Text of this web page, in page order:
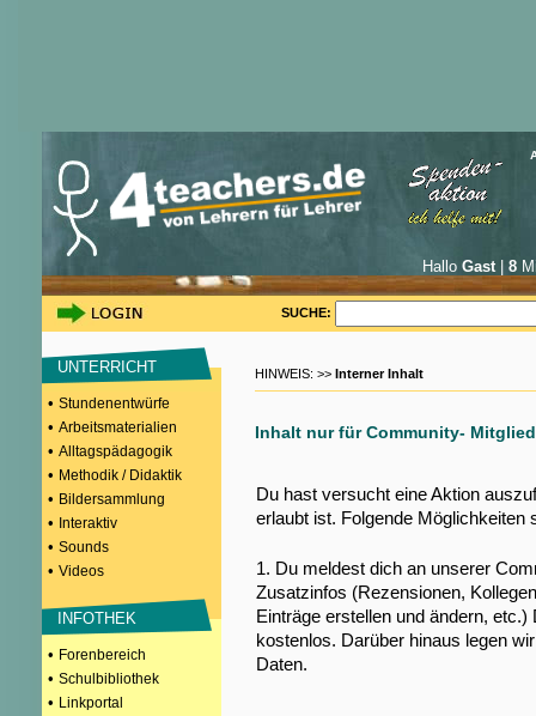
Hallo Gast| 8
SUCHE:
UNTERRICHT
• Stundenentwürfe
• Arbeitsmaterialien
• Alltagspädagogik
• Methodik / Didaktik
• Bildersammlung
• Interaktiv
• Sounds
• Videos
INFOTHEK
• Forenbereich
• Schulbibliothek
• Linkportal
HINWEIS: >> Interner Inhalt
Inhalt nur für Community-
Du hast versucht eine Aktion
erlaubt ist. Folgende Möglichkeiten
1. Du meldest dich an unserer
Zusatzinfos (Rezensionen,
Einträge erstellen und ändern,
kostenlos. Darüber hinaus legen
Daten.